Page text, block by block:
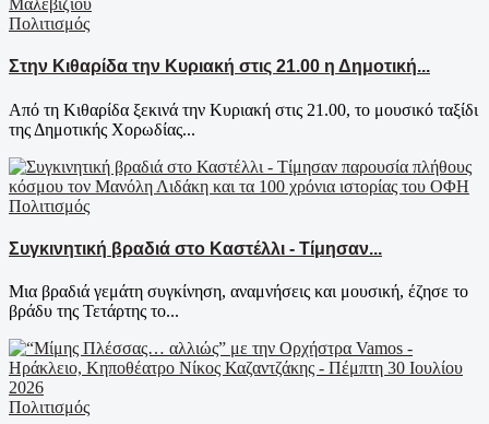
Πολιτισμός
Στην Κιθαρίδα την Κυριακή στις 21.00 η Δημοτική...
Από τη Κιθαρίδα ξεκινά την Κυριακή στις 21.00, το μουσικό ταξίδι
της Δημοτικής Χορωδίας...
Πολιτισμός
Συγκινητική βραδιά στο Καστέλλι - Τίμησαν...
Μια βραδιά γεμάτη συγκίνηση, αναμνήσεις και μουσική, έζησε το
βράδυ της Τετάρτης το...
Πολιτισμός